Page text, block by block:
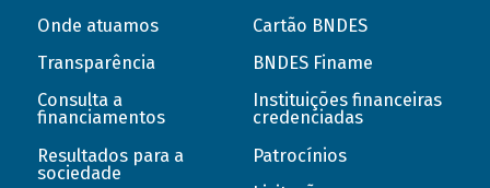
Onde atuamos
Transparência
Consulta a
financiamentos
Resultados para a
sociedade
Cartão BNDES
BNDES Finame
Instituições financeiras
credenciadas
Patrocínios